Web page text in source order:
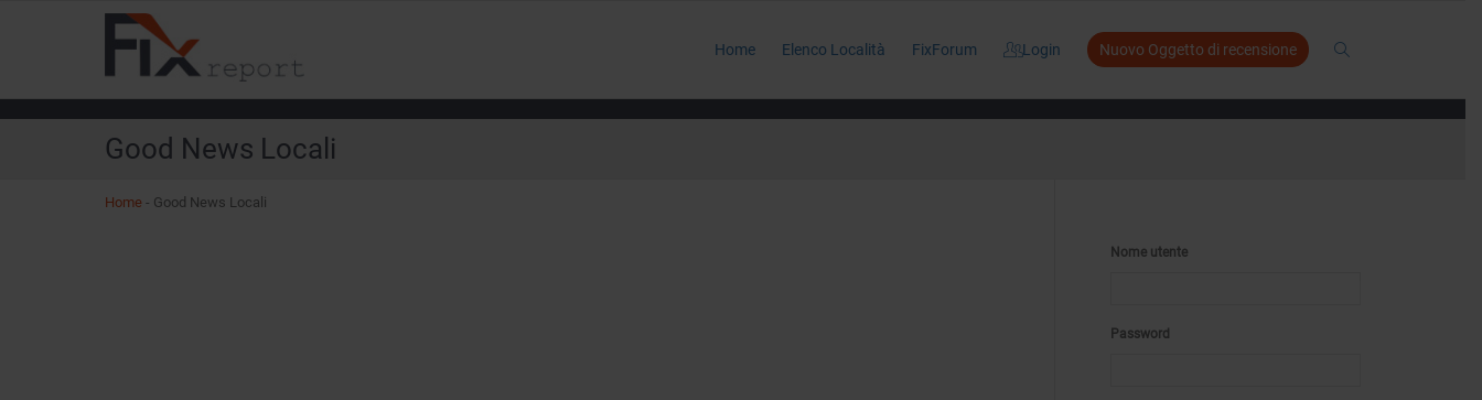
Home Elenco Località FixForum Login Nuovo Oggetto di recensione
Good News Locali
Home - Good News Locali
Nome utente
Password